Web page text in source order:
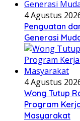
4 Agustus
Penguatan
Generasi
4 Agustus
Wong Tutup
Program
Masyarakat